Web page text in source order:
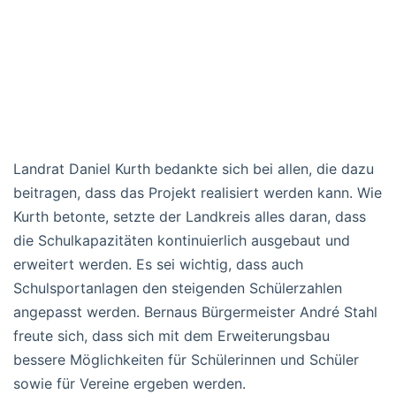
Landrat Daniel Kurth bedankte sich bei allen, die dazu
beitragen, dass das Projekt realisiert werden kann. Wie
Kurth betonte, setzte der Landkreis alles daran, dass
die Schulkapazitäten kontinuierlich ausgebaut und
erweitert werden. Es sei wichtig, dass auch
Schulsportanlagen den steigenden Schülerzahlen
angepasst werden. Bernaus Bürgermeister André Stahl
freute sich, dass sich mit dem Erweiterungsbau
bessere Möglichkeiten für Schülerinnen und Schüler
sowie für Vereine ergeben werden.